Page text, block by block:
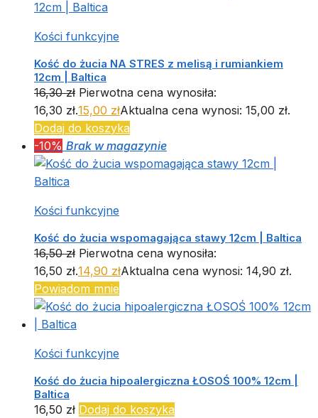
Kości funkcyjne
Kość do żucia NA STRES z melisą i rumiankiem
12cm | Baltica
16,30zł Pierwotna cena wynosiła:
16,30 zł.15,00 złAktualna cena wynosi: 15,00 zł.
Dodaj do koszyka
-10% Brak w magazynie
Kości funkcyjne
Kość do żucia wspomagająca stawy 12cm | Baltica
16,50zł Pierwotna cena wynosiła:
16,50 zł.14,90 złAktualna cena wynosi: 14,90 zł.
Powiadom mnie
Kości funkcyjne
Kość do żucia hipoalergiczna ŁOSOŚ 100% 12cm |
Baltica
16,50 zł Dodaj do koszyka